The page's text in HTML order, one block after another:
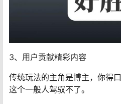
3、用户贡献精彩内容
传统玩法的主角是博主，你得
这个一般人驾驭不了。